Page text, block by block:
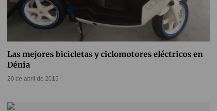
Las mejores bicicletas y ciclomotores eléctricos en
Dénia
20 de abril de 2015